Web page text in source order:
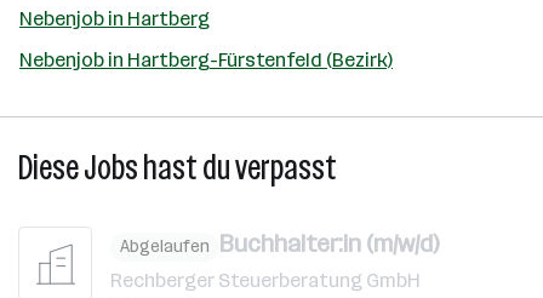
Nebenjob in Hartberg
Nebenjob in Hartberg-Fürstenfeld (Bezirk)
Diese Jobs hast du verpasst
Abgelaufen Buchhalter:in (m/w/d)
Rechberger Steuerberatung GmbH